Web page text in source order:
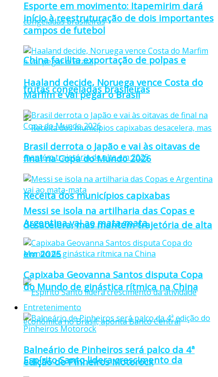
China facilita exportação de polpas e
frutas congeladas brasileiras
Receita dos municípios capixabas
desacelera, mas mantém trajetória de alta
em 2025
Espírito Santo lidera crescimento da
Esporte em movimento: Itapemirim dará
início à reestruturação de dois importantes
campos de futebol
Haaland decide, Noruega vence Costa do
Marfim e vai pegar o Brasil
Brasil derrota o Japão e vai às oitavas de
final na Copa do Mundo 2026
Messi se isola na artilharia das Copas e
Argentina vai ao mata-mata
Capixaba Geovanna Santos disputa Copa
do Mundo de ginástica rítmica na China
Entretenimento
Balneário de Pinheiros será palco da 4ª
edição do Pinheiros Motorock